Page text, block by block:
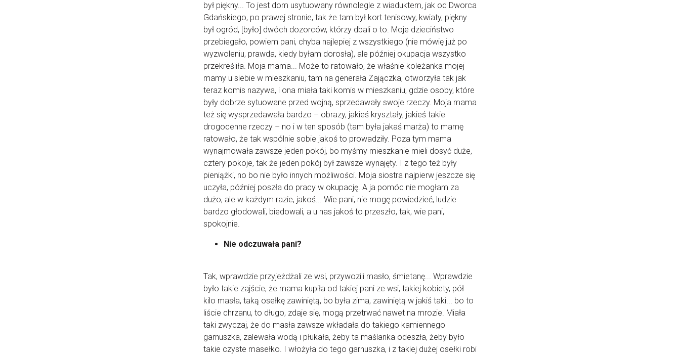
był piękny... To jest dom usytuowany równolegle z wiaduktem, jak od Dworca
Gdańskiego, po prawej stronie, tak że tam był kort tenisowy, kwiaty, piękny
był ogród, [było] dwóch dozorców, którzy dbali o to. Moje dzieciństwo
przebiegało, powiem pani, chyba najlepiej z wszystkiego (nie mówię już po
wyzwoleniu, prawda, kiedy byłam dorosła), ale później okupacja wszystko
przekreśliła. Moja mama... Może to ratowało, że właśnie koleżanka mojej
mamy u siebie w mieszkaniu, tam na generała Zajączka, otworzyła tak jak
teraz komis nazywa, i ona miała taki komis w mieszkaniu, gdzie osoby, które
były dobrze sytuowane przed wojną, sprzedawały swoje rzeczy. Moja mama
też się wysprzedawała bardzo – obrazy, jakieś kryształy, jakieś takie
drogocenne rzeczy – no i w ten sposób (tam była jakaś marża) to mamę
ratowało, że tak wspólnie sobie jakoś to prowadziły. Poza tym mama
wynajmowała zawsze jeden pokój, bo myśmy mieszkanie mieli dosyć duże,
cztery pokoje, tak że jeden pokój był zawsze wynajęty. I z tego też były
pieniążki, no bo nie było innych możliwości. Moja siostra najpierw jeszcze się
uczyła, później poszła do pracy w okupację. A ja pomóc nie mogłam za
dużo, ale w każdym razie, jakoś... Wie pani, nie mogę powiedzieć, ludzie
bardzo głodowali, biedowali, a u nas jakoś to przeszło, tak, wie pani,
spokojnie.
Nie odczuwała pani?
Tak, wprawdzie przyjeżdżali ze wsi, przywozili masło, śmietanę... Wprawdzie
było takie zajście, że mama kupiła od takiej pani ze wsi, takiej kobiety, pół
kilo masła, taką osełkę zawiniętą, bo była zima, zawiniętą w jakiś taki... bo to
liście chrzanu, to długo, zdaje się, mogą przetrwać nawet na mrozie. Miała
taki zwyczaj, że do masła zawsze wkładała do takiego kamiennego
garnuszka, zalewała wodą i płukała, żeby ta maślanka odeszła, żeby było
takie czyste masełko. I włożyła do tego garnuszka, i z takiej dużej osełki robi